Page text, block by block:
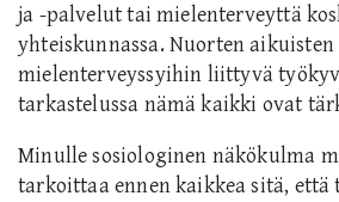
ja -palvelut tai mielenterveyttä
yhteiskunnassa. Nuorten aikuisten
mielenterveyssyihin liittyvä
tarkastelussa nämä kaikki ovat
Minulle sosiologinen näkökulma
tarkoittaa ennen kaikkea sitä,